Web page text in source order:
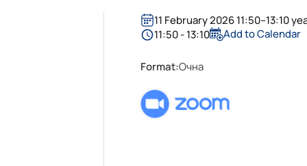
11 February 2026 11:50–13:10
11:50 - 13:10
Add to Calendar
Format:Очна